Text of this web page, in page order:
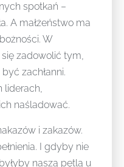
spotkań –
A małżeństwo ma
W
zadowolić tym,
zachłanni.
liderach,
naśladować.
i zakazów.
I gdyby nie
naszą pętlą u